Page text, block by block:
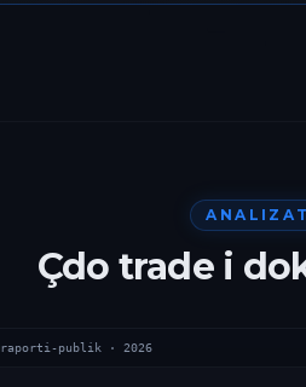
Çdo trade i
raporti-publik · 2026